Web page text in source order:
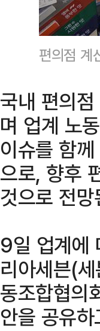
편의점 계
국내 편의
며 업계 노
이슈를 함
으로, 향후
것으로 전망
9일 업계에
리아세븐(
동조합협의
안을 공유